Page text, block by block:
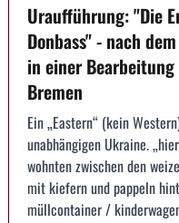
Uraufführung: "Die
Donbass" - nach
in einer
Bremen
Ein „Eastern“ (kein
unabhängigen Ukraine.
wohnten zwischen den
mit kiefern und pappeln
müllcontainer /